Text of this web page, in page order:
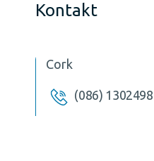
Kontakt
Cork
(086) 1302498